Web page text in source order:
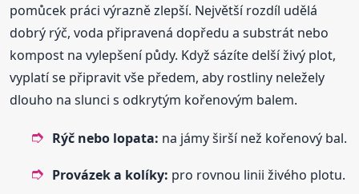
pomůcek práci výrazně zlepší. Největší rozdíl udělá
dobrý rýč, voda připravená dopředu a substrát nebo
kompost na vylepšení půdy. Když sázíte delší živý plot,
vyplatí se připravit vše předem, aby rostliny neležely
dlouho na slunci s odkrytým kořenovým balem.
Rýč nebo lopata: na jámy širší než kořenový bal.
Provázek a kolíky: pro rovnou linii živého plotu.